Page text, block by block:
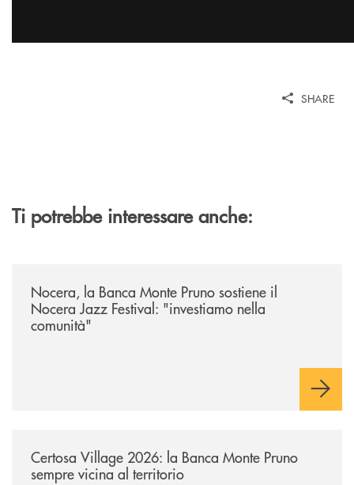
SHARE
Ti potrebbe interessare anche:
Nocera, la Banca Monte Pruno sostiene il
Nocera Jazz Festival: "investiamo nella
comunità"
Certosa Village 2026: la Banca Monte Pruno
sempre vicina al territorio